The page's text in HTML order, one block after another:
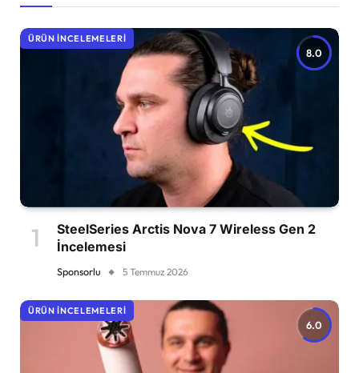
8.0
ÜRÜN İNCELEMELERI
SteelSeries Arctis Nova 7 Wireless Gen 2
İncelemesi
Sponsorlu 5 Temmuz 2026
6.0
ÜRÜN İNCELEMELERI